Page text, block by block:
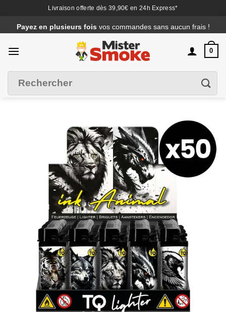
Livraison offerte dès 39,90€ en 24h Express*
au
contenu
Payez en plusieurs fois vos commandes sans aucun frais !
0
pour :